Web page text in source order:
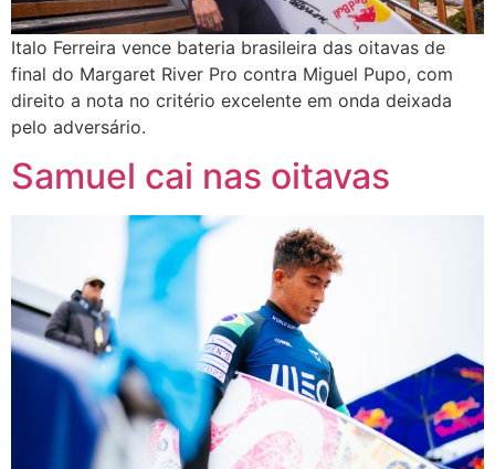
Italo Ferreira vence bateria brasileira das oitavas de
final do Margaret River Pro contra Miguel Pupo, com
direito a nota no critério excelente em onda deixada
pelo adversário.
Samuel cai nas oitavas